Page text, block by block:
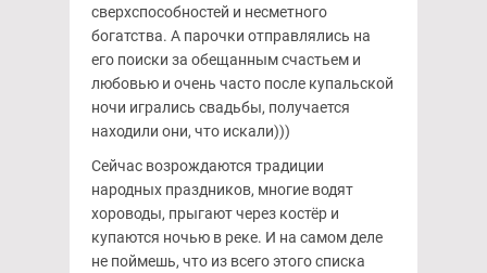
сверхспособностей и несметного
богатства. А парочки отправлялись на
его поиски за обещанным счастьем и
любовью и очень часто после купальской
ночи игрались свадьбы, получается
находили они, что искали)))
Сейчас возрождаются традиции
народных праздников, многие водят
хороводы, прыгают через костёр и
купаются ночью в реке. И на самом деле
не поймешь, что из всего этого списка